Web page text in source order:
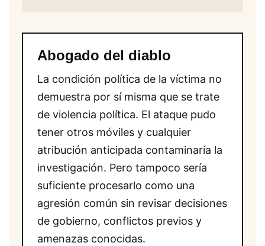
Abogado del diablo
La condición política de la víctima no
demuestra por sí misma que se trate
de violencia política. El ataque pudo
tener otros móviles y cualquier
atribución anticipada contaminaría la
investigación. Pero tampoco sería
suficiente procesarlo como una
agresión común sin revisar decisiones
de gobierno, conflictos previos y
amenazas conocidas.